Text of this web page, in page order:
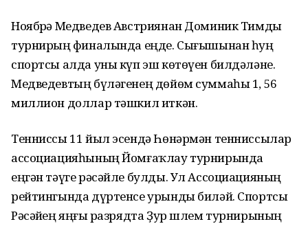
Ноябрҙә Медведев Австриянан Доминик Тимды
турнирҙың финалында еңде. Сығышынан һуң
спортсы алда уны күп эш көтөүен билдәләне.
Медведевтың бүләгенең дөйөм суммаһы 1, 56
миллион доллар тәшкил иткән.
Тенниссы 11 йыл эсендә Һөнәрмән тенниссылар
ассоциацияһының Йомғаҡлау турнирында
еңгән тәүге рәсәйле булды. Ул Ассоциацияның
рейтингында дүртенсе урынды биләй. Спортсы
Рәсәйҙең яңғыҙ разрядта Ҙур шлем турнирының